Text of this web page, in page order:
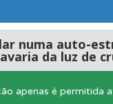
de teclado para
apresenta-lhe
numa auto-
da luz de
apenas é permitida